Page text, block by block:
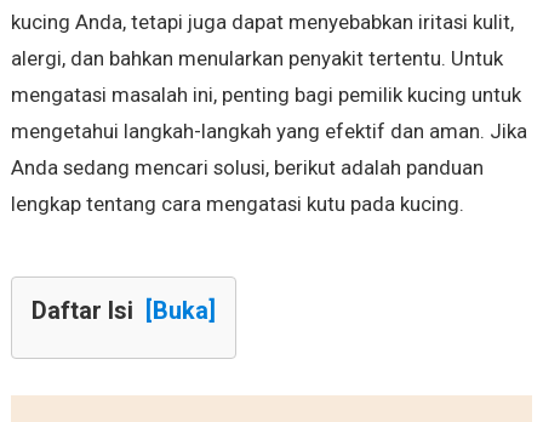
kucing Anda, tetapi juga dapat menyebabkan iritasi kulit,
alergi, dan bahkan menularkan penyakit tertentu. Untuk
mengatasi masalah ini, penting bagi pemilik kucing untuk
mengetahui langkah-langkah yang efektif dan aman. Jika
Anda sedang mencari solusi, berikut adalah panduan
lengkap tentang cara mengatasi kutu pada kucing.
Daftar Isi [Buka]